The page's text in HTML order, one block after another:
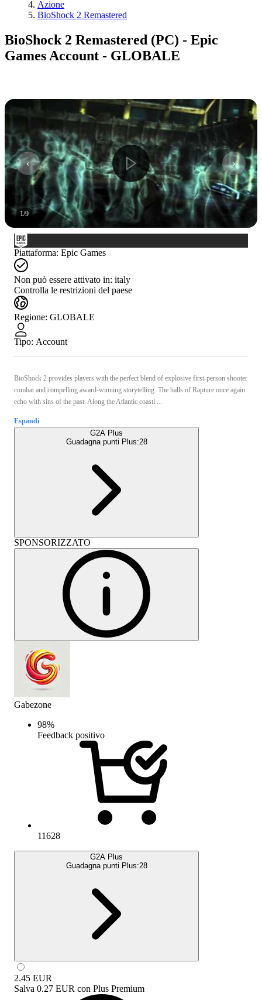
Azione
BioShock 2 Remastered
BioShock 2 Remastered (PC) - Epic
Games Account - GLOBALE
1/9
Piattaforma: Epic Games
Non può essere attivato in: italy
Controlla le restrizioni del paese
Regione: GLOBALE
Tipo: Account
BioShock 2 provides players with the perfect blend of explosive first-person shooter
combat and compelling award-winning storytelling. The halls of Rapture once again
echo with sins of the past. Along the Atlantic coastl ...
Espandi
G2A Plus
Guadagna punti Plus:28
SPONSORIZZATO
Gabezone
98%
Feedback positivo
11628
G2A Plus
Guadagna punti Plus:28
2.45 EUR
Salva 0.27 EUR con Plus Premium